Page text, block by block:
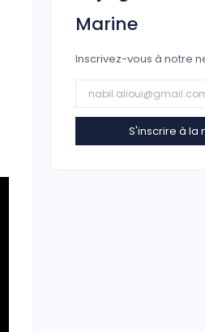
Marine
Inscrivez-vous à notre
S'inscrire à la